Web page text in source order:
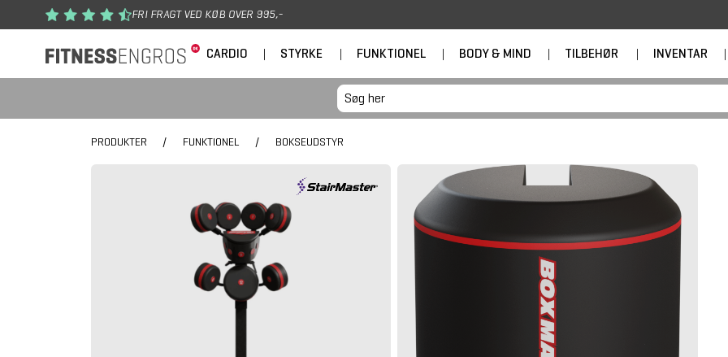
Gå til hovedindhold FRI FRAGT VED KØB OVER 995,-
CARDIO | STYRKE | FUNKTIONEL | BODY & MIND | TILBEHØR | INVENTAR |
PRODUKTER / FUNKTIONEL / BOKSEUDSTYR